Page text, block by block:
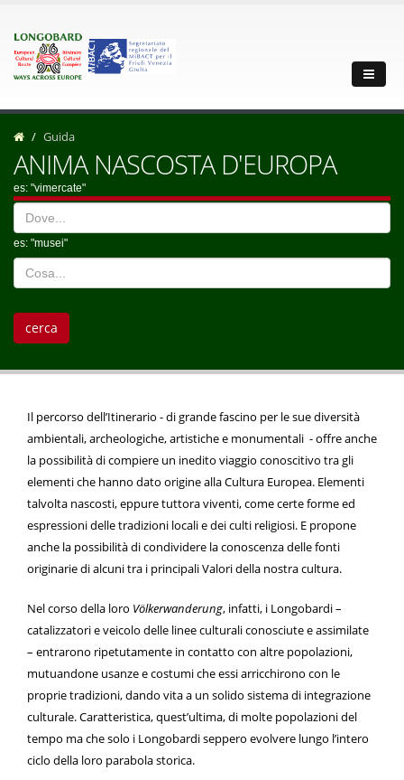
Guida
ANIMA NASCOSTA D'EUROPA
es: "vimercate"
es: "musei"
Il percorso dell’Itinerario - di grande fascino per le sue diversità
ambientali, archeologiche, artistiche e monumentali - offre anche
la possibilità di compiere un inedito viaggio conoscitivo tra gli
elementi che hanno dato origine alla Cultura Europea. Elementi
talvolta nascosti, eppure tuttora viventi, come certe forme ed
espressioni delle tradizioni locali e dei culti religiosi. E propone
anche la possibilità di condividere la conoscenza delle fonti
originarie di alcuni tra i principali Valori della nostra cultura.
Nel corso della loro Völkerwanderung, infatti, i Longobardi –
catalizzatori e veicolo delle linee culturali conosciute e assimilate
– entrarono ripetutamente in contatto con altre popolazioni,
mutuandone usanze e costumi che essi arricchirono con le
proprie tradizioni, dando vita a un solido sistema di integrazione
culturale. Caratteristica, quest’ultima, di molte popolazioni del
tempo ma che solo i Longobardi seppero evolvere lungo l’intero
ciclo della loro parabola storica.